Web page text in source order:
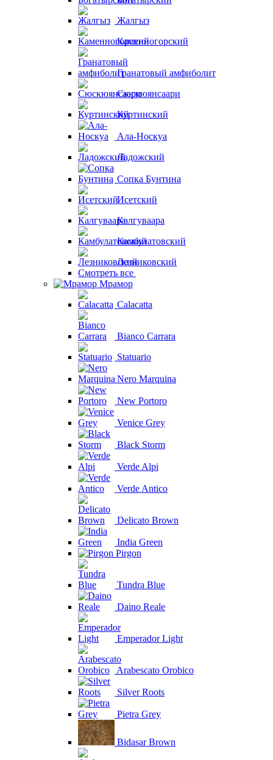
Жалгыз
Каменногорский
Гранатовый амфиболит
Сюскюянсаари
Куртинский
Ала-Носкуа
Ладожский
Сопка Бунтина
Исетский
Калгуваара
Камбулатовский
Лезниковский
Смотреть все
Мрамор
Calacatta
Bianco Carrara
Statuario
Nero Marquina
New Portoro
Venice Grey
Black Storm
Verde Alpi
Verde Antico
Delicato Brown
India Green
Pirgon
Tundra Blue
Daino Reale
Emperador Light
Arabescato Orobico
Silver Roots
Pietra Grey
Bidasar Brown